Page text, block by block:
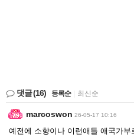
댓글(16) 등록순 최신순
marcoswon 26-05-17 10:16
예전에 소향이나 이런애들 애국가